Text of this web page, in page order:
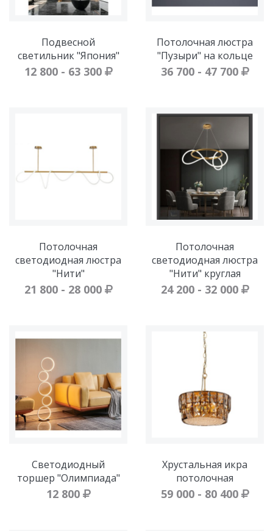
Подвесной
светильник "Япония"
12 800 - 63 300
Потолочная люстра
"Пузыри" на кольце
36 700 - 47 700
Потолочная
светодиодная люстра
"Нити"
21 800 - 28 000
Потолочная
светодиодная люстра
"Нити" круглая
24 200 - 32 000
Светодиодный
торшер "Олимпиада"
12 800
Хрустальная икра
потолочная
59 000 - 80 400